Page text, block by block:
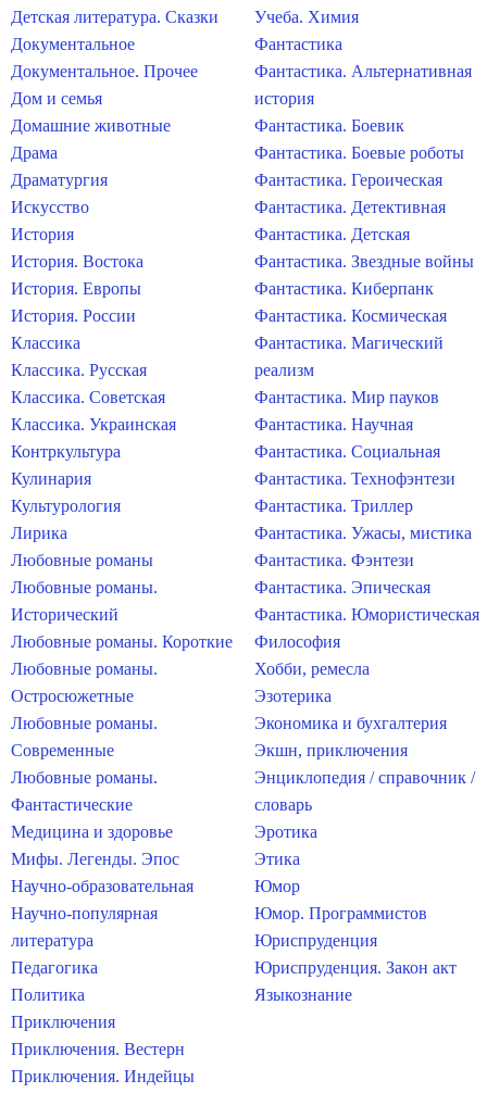
Детская литература. Сказки
Документальное
Документальное. Прочее
Дом и семья
Домашние животные
Драма
Драматургия
Искусство
История
История. Востока
История. Европы
История. России
Классика
Классика. Русская
Классика. Советская
Классика. Украинская
Контркультура
Кулинария
Культурология
Лирика
Любовные романы
Любовные романы.
Исторический
Любовные романы. Короткие
Любовные романы.
Остросюжетные
Любовные романы.
Современные
Любовные романы.
Фантастические
Медицина и здоровье
Мифы. Легенды. Эпос
Научно-образовательная
Научно-популярная
литература
Педагогика
Политика
Приключения
Приключения. Вестерн
Приключения. Индейцы
Учеба. Химия
Фантастика
Фантастика. Альтернативная
история
Фантастика. Боевик
Фантастика. Боевые роботы
Фантастика. Героическая
Фантастика. Детективная
Фантастика. Детская
Фантастика. Звездные войны
Фантастика. Киберпанк
Фантастика. Космическая
Фантастика. Магический
реализм
Фантастика. Мир пауков
Фантастика. Научная
Фантастика. Социальная
Фантастика. Технофэнтези
Фантастика. Триллер
Фантастика. Ужасы, мистика
Фантастика. Фэнтези
Фантастика. Эпическая
Фантастика. Юмористическая
Философия
Хобби, ремесла
Эзотерика
Экономика и бухгалтерия
Экшн, приключения
Энциклопедия / справочник /
словарь
Эротика
Этика
Юмор
Юмор. Программистов
Юриспруденция
Юриспруденция. Закон акт
Языкознание